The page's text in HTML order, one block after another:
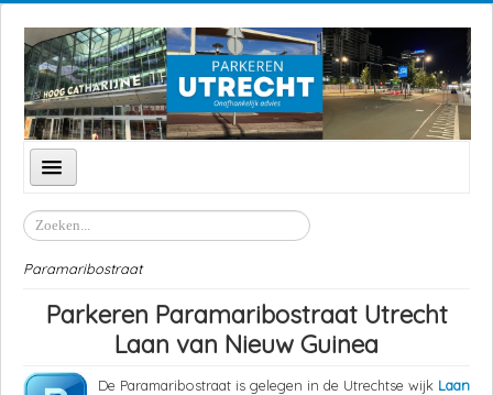
Schakelen
navigatie
Parkeren Utrecht
Straten
Zoeken
Paramaribostraat
Parkeren Paramaribostraat Utrecht
Laan van Nieuw Guinea
De Paramaribostraat is gelegen in de Utrechtse wijk Laan